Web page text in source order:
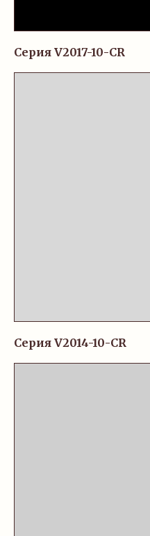
Серия V2017-10-CR
Серия V2014-10-CR